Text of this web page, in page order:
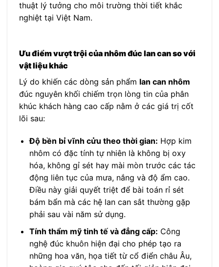
thuật lý tưởng cho môi trường thời tiết khắc
nghiệt tại Việt Nam.
Ưu điểm vượt trội của nhôm đúc lan can so với
vật liệu khác
Lý do khiến các dòng sản phẩm lan can nhôm
đúc nguyên khối chiếm trọn lòng tin của phân
khúc khách hàng cao cấp nằm ở các giá trị cốt
lõi sau:
Độ bền bỉ vĩnh cửu theo thời gian: Hợp kim
nhôm có đặc tính tự nhiên là không bị oxy
hóa, không gỉ sét hay mài mòn trước các tác
động liên tục của mưa, nắng và độ ẩm cao.
Điều này giải quyết triệt để bài toán rỉ sét
bám bẩn mà các hệ lan can sắt thường gặp
phải sau vài năm sử dụng.
Tính thẩm mỹ tinh tế và đẳng cấp: Công
nghệ đúc khuôn hiện đại cho phép tạo ra
những hoa văn, họa tiết từ cổ điển châu Âu,